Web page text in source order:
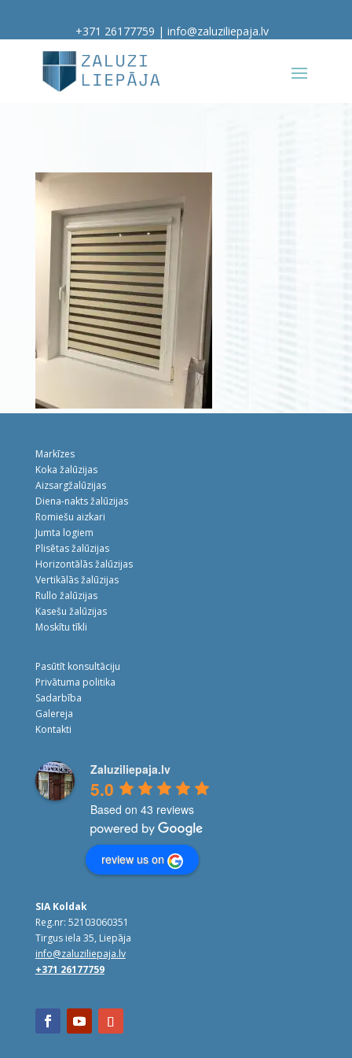
+371 26177759 | info@zaluziliepaja.lv
Markīzes
Koka žalūzijas
Aizsargžalūzijas
Diena-nakts žalūzijas
Romiešu aizkari
Jumta logiem
Plisētas žalūzijas
Horizontālās žalūzijas
Vertikālās žalūzijas
Rullo žalūzijas
Kasešu žalūzijas
Moskītu tīkli
Pasūtīt konsultāciju
Privātuma politika
Sadarbība
Galereja
Kontakti
Zaluziliepaja.lv
5.0
Based on 43 reviews
review us on
SIA Koldak
Reg.nr: 52103060351
Tirgus iela 35, Liepāja
info@zaluziliepaja.lv
+371 26177759